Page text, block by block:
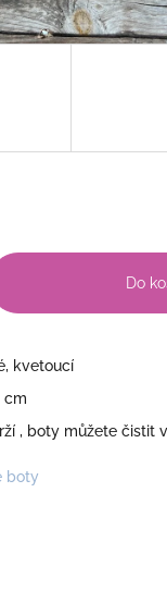
Do
kvetoucí
cm
, boty můžete čistit
boty